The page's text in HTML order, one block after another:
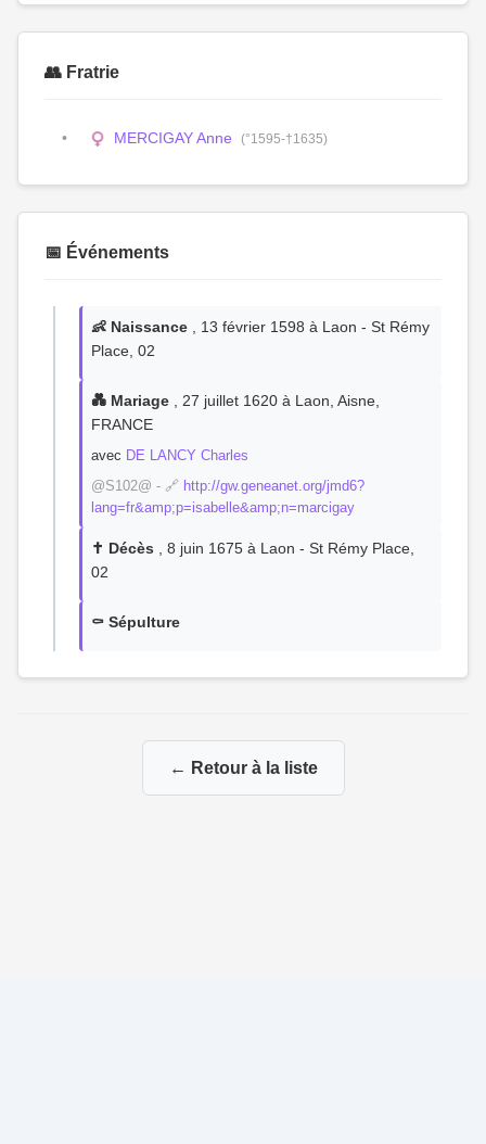
👥 Fratrie
MERCIGAY Anne (°1595-†1635)
📅 Événements
👶 Naissance , 13 février 1598 à Laon - St Rémy
Place, 02
💑 Mariage , 27 juillet 1620 à Laon, Aisne,
FRANCE
avec DE LANCY Charles
@S102@ - 🔗 http://gw.geneanet.org/jmd6?
lang=fr&amp;p=isabelle&amp;n=marcigay
✝️ Décès , 8 juin 1675 à Laon - St Rémy Place,
02
⚰️ Sépulture
← Retour à la liste